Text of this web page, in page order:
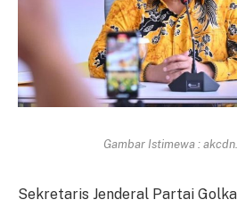
Gambar Istimewa :
Sekretaris Jenderal Partai